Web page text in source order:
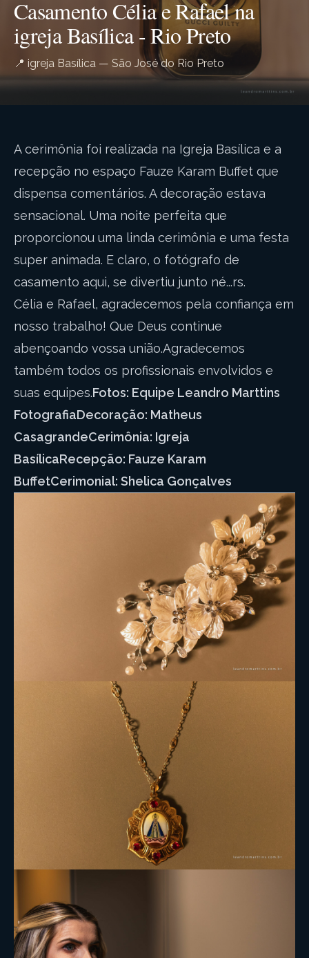
Casamento Célia e Rafael na
igreja Basílica - Rio Preto
📍 igreja Basílica — São José do Rio Preto
A cerimônia foi realizada na Igreja Basílica e a
recepção no espaço Fauze Karam Buffet que
dispensa comentários. A decoração estava
sensacional. Uma noite perfeita que
proporcionou uma linda cerimônia e uma festa
super animada. E claro, o fotógrafo de
casamento aqui, se divertiu junto né...rs.
Célia e Rafael, agradecemos pela confiança em
nosso trabalho! Que Deus continue
abençoando vossa união.Agradecemos
também todos os profissionais envolvidos e
suas equipes.Fotos: Equipe Leandro Marttins
FotografiaDecoração: Matheus
CasagrandeCerimônia: Igreja
BasílicaRecepção: Fauze Karam
BuffetCerimonial: Shelica Gonçalves